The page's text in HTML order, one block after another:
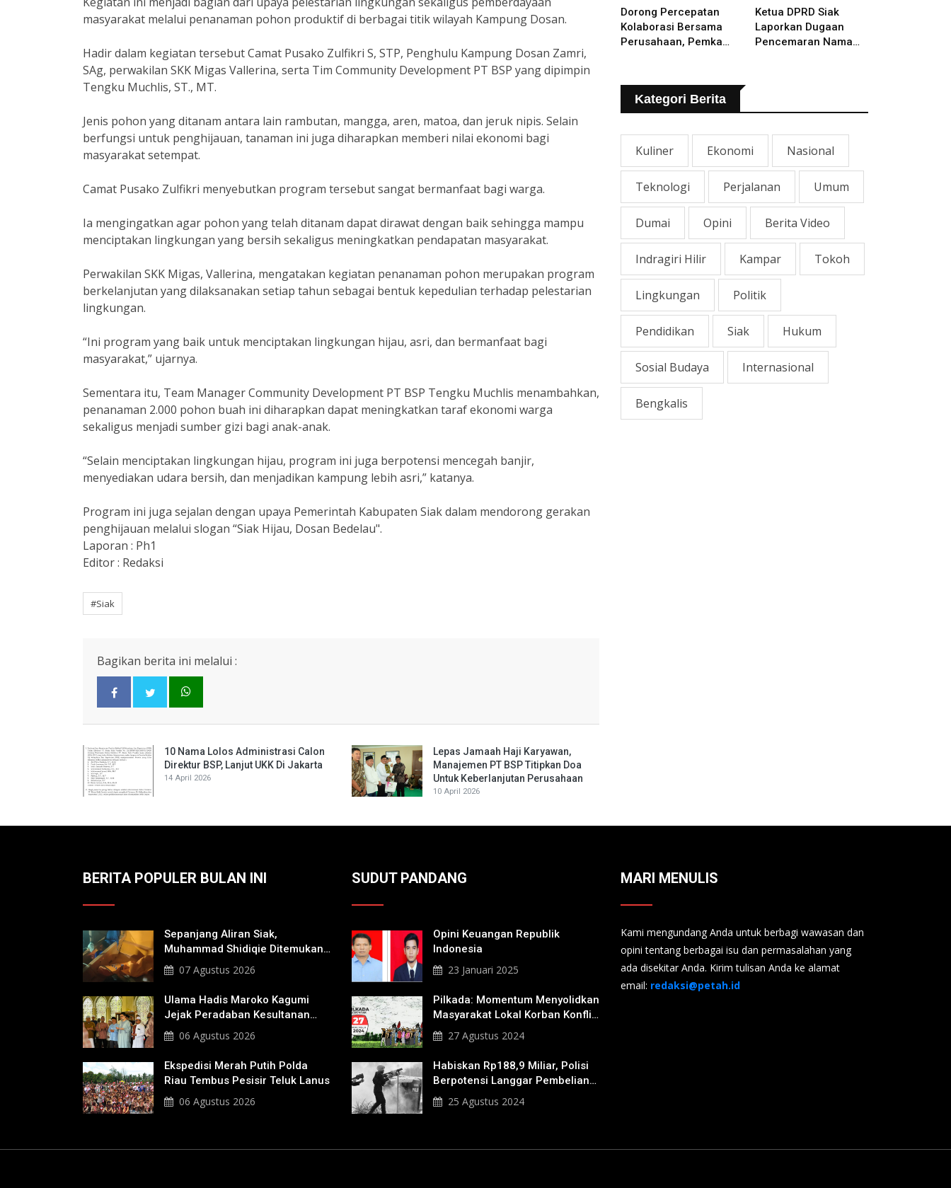
masyarakat melalui penanaman pohon produktif di berbagai titik wilayah Kampung Dosan.
Hadir dalam kegiatan tersebut Camat Pusako Zulfikri S, STP, Penghulu Kampung Dosan Zamri,
SAg, perwakilan SKK Migas Vallerina, serta Tim Community Development PT BSP yang dipimpin
Tengku Muchlis, ST., MT.
Jenis pohon yang ditanam antara lain rambutan, mangga, aren, matoa, dan jeruk nipis. Selain
berfungsi untuk penghijauan, tanaman ini juga diharapkan memberi nilai ekonomi bagi
masyarakat setempat.
Camat Pusako Zulfikri menyebutkan program tersebut sangat bermanfaat bagi warga.
Ia mengingatkan agar pohon yang telah ditanam dapat dirawat dengan baik sehingga mampu
menciptakan lingkungan yang bersih sekaligus meningkatkan pendapatan masyarakat.
Perwakilan SKK Migas, Vallerina, mengatakan kegiatan penanaman pohon merupakan program
berkelanjutan yang dilaksanakan setiap tahun sebagai bentuk kepedulian terhadap pelestarian
lingkungan.
“Ini program yang baik untuk menciptakan lingkungan hijau, asri, dan bermanfaat bagi
masyarakat,” ujarnya.
Sementara itu, Team Manager Community Development PT BSP Tengku Muchlis menambahkan,
penanaman 2.000 pohon buah ini diharapkan dapat meningkatkan taraf ekonomi warga
sekaligus menjadi sumber gizi bagi anak-anak.
“Selain menciptakan lingkungan hijau, program ini juga berpotensi mencegah banjir,
menyediakan udara bersih, dan menjadikan kampung lebih asri,” katanya.
Program ini juga sejalan dengan upaya Pemerintah Kabupaten Siak dalam mendorong gerakan
penghijauan melalui slogan “Siak Hijau, Dosan Bedelau".
Laporan : Ph1
Editor : Redaksi
#Siak
Bagikan berita ini melalui :
10 Nama Lolos Administrasi Calon
Direktur BSP, Lanjut UKK Di Jakarta
14 April 2026
Lepas Jamaah Haji Karyawan,
Manajemen PT BSP Titipkan Doa
Untuk Keberlanjutan Perusahaan
10 April 2026
Dorong Percepatan
Kolaborasi Bersama
Perusahaan, Pemkab
Yang Rusak
Ketua DPRD Siak
Laporkan Dugaan
Pencemaran Nama
Kategori Berita
Kuliner Ekonomi Nasional
Teknologi Perjalanan Umum
Dumai Opini Berita Video
Indragiri Hilir Kampar Tokoh
Lingkungan Politik
Pendidikan Siak Hukum
Sosial Budaya Internasional
Bengkalis
BERITA POPULER BULAN INI
Sepanjang Aliran Siak,
Muhammad Shidiqie Ditemukan
Satu Kilo Dari Tempat Pertama
Tenggelam
07 Agustus 2026
Ulama Hadis Maroko Kagumi
Jejak Peradaban Kesultanan
Siak, Ziarahi Makam Sultan
Hingga Pendiri Pekanbaru
06 Agustus 2026
Ekspedisi Merah Putih Polda
Riau Tembus Pesisir Teluk Lanus
06 Agustus 2026
SUDUT PANDANG
Opini Keuangan Republik
Indonesia
23 Januari 2025
Pilkada: Momentum Menyolidkan
Masyarakat Lokal Korban Konflik
Agraria27 Agustus 2024
Habiskan Rp188,9 Miliar, Polisi
Berpotensi Langgar Pembelian
Gas Air Mata
25 Agustus 2024
MARI MENULIS
Kami mengundang Anda untuk berbagi wawasan dan
opini tentang berbagai isu dan permasalahan yang
ada disekitar Anda. Kirim tulisan Anda ke alamat
email: redaksi@petah.id